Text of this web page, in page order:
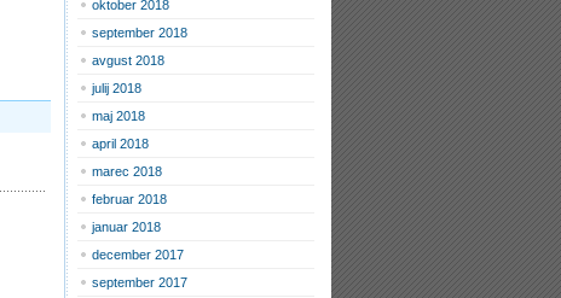
oktober 2018
september 2018
avgust 2018
julij 2018
maj 2018
april 2018
marec 2018
februar 2018
januar 2018
december 2017
september 2017